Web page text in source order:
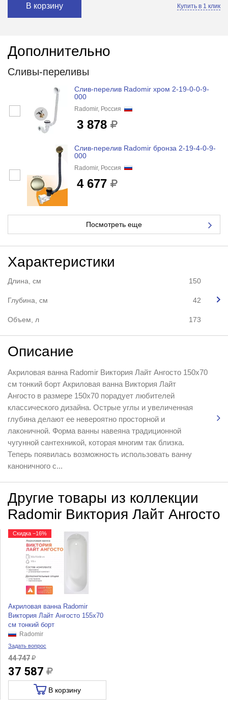
В корзину Купить в 1 клик
Дополнительно
Сливы-переливы
Слив-перелив Radomir хром 2-19-0-0-9-
000
Radomir, Россия
3 878
Слив-перелив Radomir бронза 2-19-4-0-9-
000
Radomir, Россия
4 677
Посмотреть еще
Характеристики
Длина, см 150
Глубина, см 42
Объем, л 173
Описание
Акриловая ванна Radomir Виктория Лайт Ангосто 150x70
см тонкий борт Акриловая ванна Виктория Лайт
Ангосто в размере 150х70 порадует любителей
классического дизайна. Острые углы и увеличенная
глубина делают ее невероятно просторной и
лаконичной. Форма ванны навеяна традиционной
чугунной сантехникой, которая многим так близка.
Теперь появилась возможность использовать ванну
каноничного с...
Другие товары из коллекции
Radomir Виктория Лайт Ангосто
Скидка −16%
Акриловая ванна Radomir
Виктория Лайт Ангосто 155x70
см тонкий борт
Radomir
Задать вопрос
44 747
37 587
В корзину